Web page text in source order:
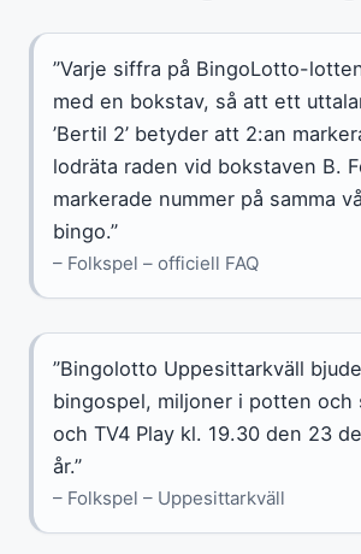
”Varje siffra på BingoLotto-
med en bokstav, så att ett
’Bertil 2’ betyder att 2:an
lodräta raden vid bokstaven B.
markerade nummer på samma
bingo.”
– Folkspel – officiell FAQ
”Bingolotto Uppesittarkväll
bingospel, miljoner i potten och
och TV4 Play kl. 19.30 den 23
år.”
– Folkspel – Uppesittarkväll